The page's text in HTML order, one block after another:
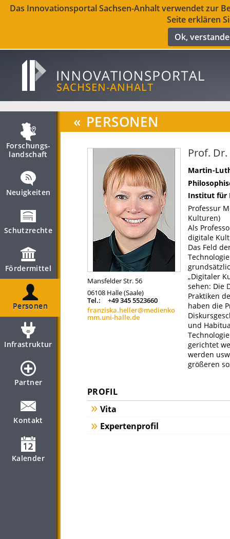
Das Innovationsportal Sachsen-Anhalt verwendet zur
Seite erklären
Ok,
Forschungs­
landschaft
Neuigkeiten
Schutzrechte
Fördermittel
Personen
Infrastruktur
Partner
Kontakt
Kalender
« PERSONEN
Mansfelder Str. 56
06108 Halle (Saale)
Tel.:
+49 345 5523660
franziska.heller@medienko
mm.uni-halle.de
Prof.
Martin-
Institut für
Professur
Kulturen)
Als
digitale
Das Feld
„Digitaler
sehen: Die
Praktiken
haben die
und
gerichtet
werden
größeren
PROFIL
Vita
Expertenprofil